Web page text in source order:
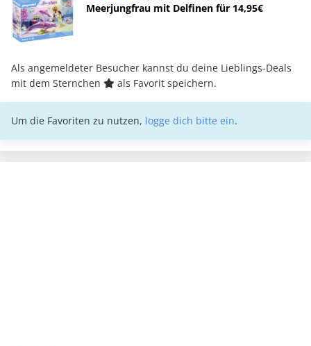
Meerjungfrau mit Delfinen für 14,95€
Als angemeldeter Besucher kannst du deine Lieblings-Deals
mit dem Sternchen
als Favorit speichern.
Um die Favoriten zu nutzen, logge dich bitte ein.